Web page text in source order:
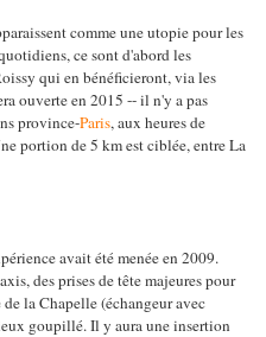
comme une utopie pour les
ce sont d'abord les
qui en bénéficieront, via les
ouverte en 2015 -- il n'y a pas
province-Paris, aux heures de
portion de 5 km est ciblée, entre La
avait été menée en 2009.
des prises de tête majeures pour
la Chapelle (échangeur avec
goupillé. Il y aura une insertion